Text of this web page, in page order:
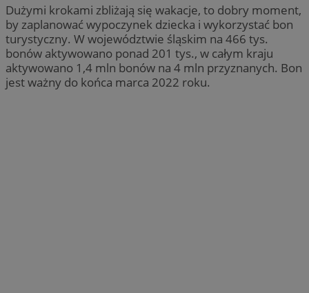
Dużymi krokami zbliżają się wakacje, to dobry moment,
by zaplanować wypoczynek dziecka i wykorzystać bon
turystyczny. W województwie śląskim na 466 tys.
bonów aktywowano ponad 201 tys., w całym kraju
aktywowano 1,4 mln bonów na 4 mln przyznanych. Bon
jest ważny do końca marca 2022 roku.